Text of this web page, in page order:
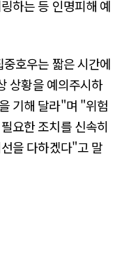
하는 등 인명피해 예
호우는 짧은 시간에
상황을 예의주시하
기해 달라"며 "위험
요한 조치를 신속히
을 다하겠다"고 말